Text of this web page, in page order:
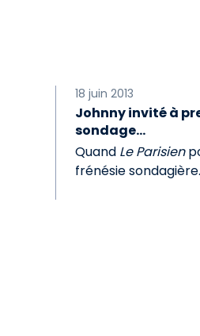
18 juin 2013
Johnny invité à
sondage…
Quand Le Parisien
frénésie sondagière.